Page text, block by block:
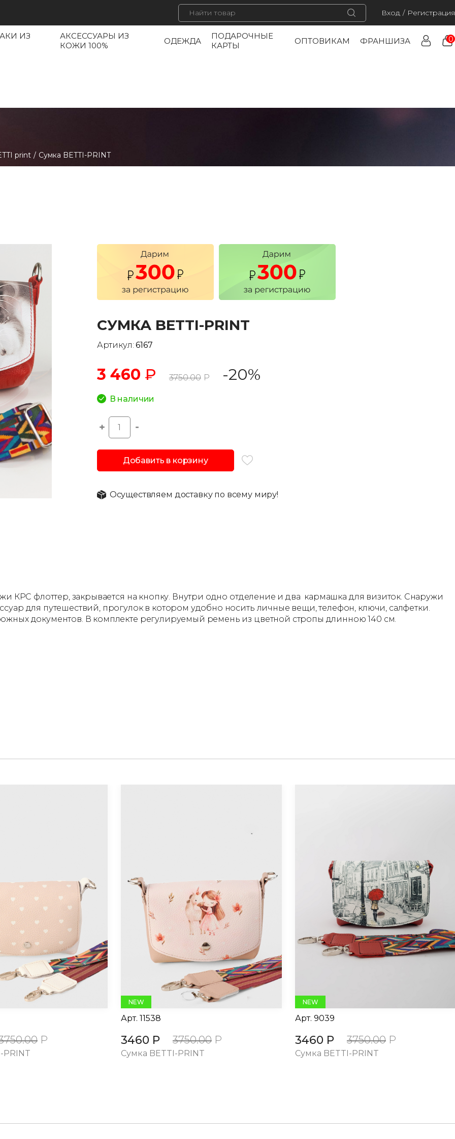
Вход / Регистрация
ИЗ
АКСЕССУАРЫ ИЗ
КОЖИ 100%
ОДЕЖДА
ПОДАРОЧНЫЕ
КАРТЫ
ОПТОВИКАМ ФРАНШИЗА 0
print / Cумка BETTI-PRINT
CУМКА BETTI-PRINT
Артикул: 6167
3 460 ₽ 3750.00 Р -20%
В наличии
Добавить в корзину
Осуществляем доставку по всему миру!
КРС флоттер, закрывается на кнопку. Внутри одно отделение и два кармашка для визиток. Снаружи
для путешествий, прогулок в котором удобно носить личные вещи, телефон, ключи, салфетки.
документов. В комплекте регулируемый ремень из цветной стропы длинною 140 см.
Р
PRINT
NEW
Арт. 11538
3460 Р 3750.00 Р
Cумка BETTI-PRINT
NEW
Арт. 9039
3460 Р 3750.00 Р
Cумка BETTI-PRINT